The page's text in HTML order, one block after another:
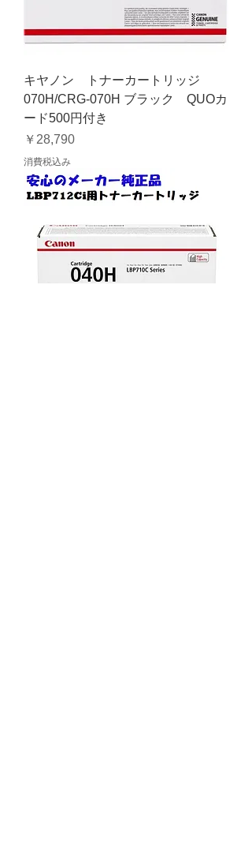
キヤノン トナーカートリッジ
070H/CRG-070H ブラック QUOカ
ード500円付き
価格
￥28,790
消費税込み